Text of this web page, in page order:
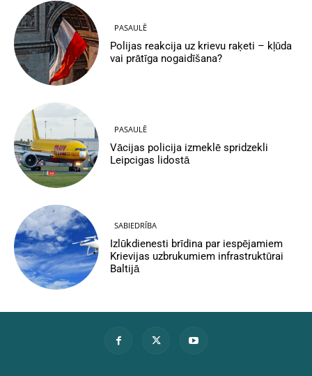
PASAULĒ
Polijas reakcija uz krievu raķeti – kļūda
vai prātīga nogaidīšana?
PASAULĒ
Vācijas policija izmeklē spridzekli
Leipcigas lidostā
SABIEDRĪBA
Izlūkdienesti brīdina par iespējamiem
Krievijas uzbrukumiem infrastruktūrai
Baltijā